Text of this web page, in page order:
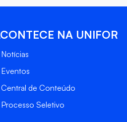
NA UNIFOR
Notícias
Eventos
Central de Conteúdo
Processo Seletivo